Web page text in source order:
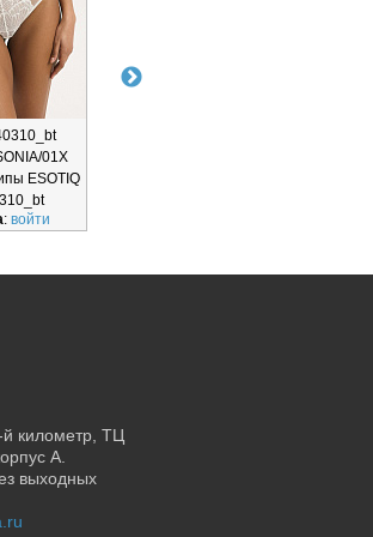
01X
ESOTIQ
: войти
километр, ТЦ
А.
выходных